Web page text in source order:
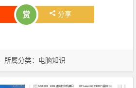
赏 分享
属分类： 电脑知识